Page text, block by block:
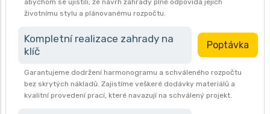
abychom se ujistili, že návrh zahrady plně odpovídá jejich
životnímu stylu a plánovanému rozpočtu.
Kompletní realizace zahrady na
klíč
Poptávka
Garantujeme dodržení harmonogramu a schváleného rozpočtu
bez skrytých nákladů. Zajistíme veškeré dodávky materiálů a
kvalitní provedení prací, které navazují na schválený projekt.